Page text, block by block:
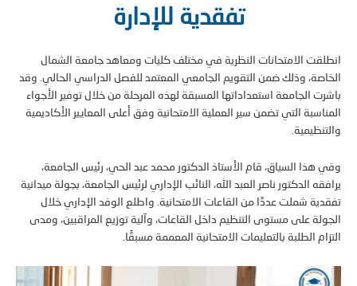
تفقدية للإدارة
الامتحانات النظرية في مختلف كليات ومعاهد جامعة الشمال
وذلك ضمن التقويم الجامعي المعتمد للفصل الدراسي الحالي. وقد
الجامعة استعداداتها المسبقة لهذه المرحلة من خلال توفير الأجواء
التي تضمن سير العملية الامتحانية وفق أعلى المعايير الأكاديمية
هذا السياق، قام الأستاذ الدكتور محمد عبد الحي، رئيس الجامعة،
الدكتور ناصر العبد الله، النائب الإداري لرئيس الجامعة، بجولة ميدانية
شملت عددًا من القاعات الامتحانية. واطلع الوفد الإداري خلال
على مستوى التنظيم داخل القاعات، وآلية توزيع المراقبين، ومدى
الطلبة بالتعليمات الامتحانية المعممة مسبقًا.